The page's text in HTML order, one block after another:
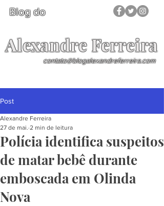
Blog do
Alexandre Ferreira
contato@blogalexandreferreira.com
Post
Polícia identifica suspeitos
de matar bebê durante
emboscada em Olinda
Nova
Alexandre Ferreira
27 de mai. 2 min de leitura